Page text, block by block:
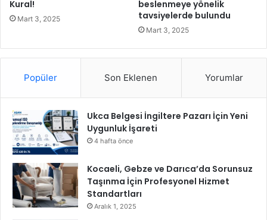
e
t
Kural!
Mart 3, 2025
beslenmeye yönelik
tavsiyelerde bulundu
Mart 3, 2025
Popüler Son Eklenen Yorumlar
Ukca Belgesi İngiltere Pazarı İçin Yeni
Uygunluk İşareti
4 hafta önce
Kocaeli, Gebze ve Darıca’da Sorunsuz
Taşınma İçin Profesyonel Hizmet
Standartları
Aralık 1, 2025